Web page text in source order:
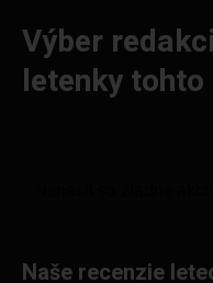
Výber
letenky
Naše recenzie